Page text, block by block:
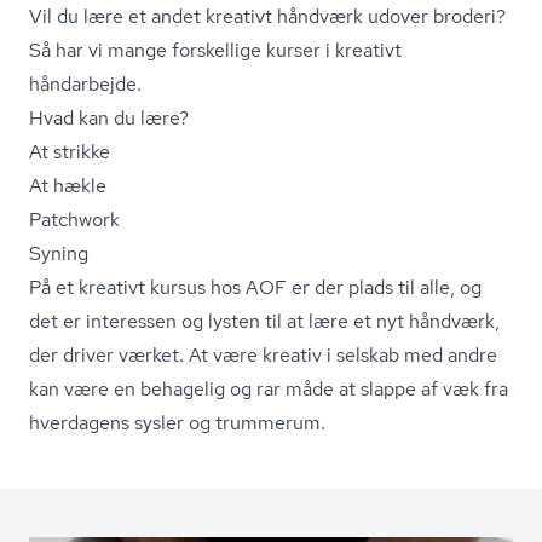
Vil du lære et andet kreativt håndværk udover broderi?
Så har vi mange forskellige kurser i kreativt
håndarbejde.
Hvad kan du lære?
At strikke
At hækle
Patchwork
Syning
På et kreativt kursus hos AOF er der plads til alle, og
det er interessen og lysten til at lære et nyt håndværk,
der driver værket. At være kreativ i selskab med andre
kan være en behagelig og rar måde at slappe af væk fra
hverdagens sysler og trummerum.